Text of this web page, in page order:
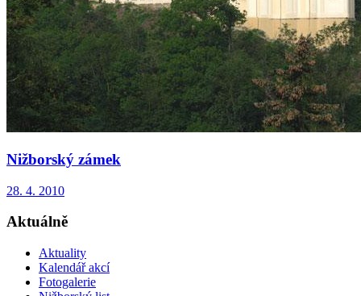
Nižborský zámek
28. 4. 2010
Aktuálně
Aktuality
Kalendář akcí
Fotogalerie